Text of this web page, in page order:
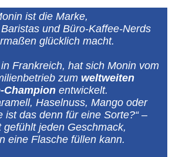
ist die Marke,
und Büro‑Kaffee‑Nerds
glücklich macht.
Frankreich, hat sich Monin vom
zum weltweiten
entwickelt.
Haselnuss, Mango oder
ist das denn für eine Sorte?“ –
gefühlt jeden Geschmack,
eine Flasche füllen kann.